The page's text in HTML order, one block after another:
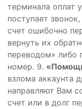
терминала оплат
поступает
счет ошибочно
вернуть их
переводом» либо
номер. 9.
взлома аккаунта
направляют Вам
счет или в долг